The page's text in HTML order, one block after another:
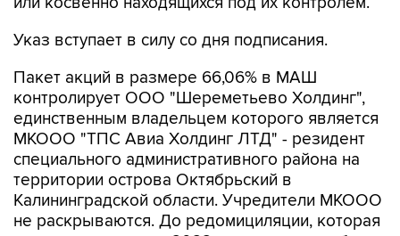
Указ вступает в силу со дня подписания.
Пакет акций в размере 66,06% в МАШ
контролирует ООО "Шереметьево Холдинг",
единственным владельцем которого является
МКООО "ТПС Авиа Холдинг ЛТД" - резидент
специального административного района на
территории острова Октябрьский в
Калининградской области. Учредители МКООО
не раскрываются. До редомициляции, которая